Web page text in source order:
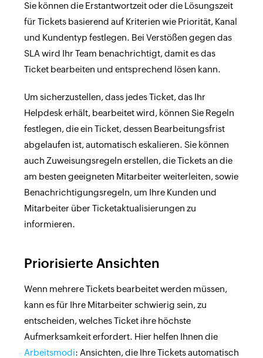
Sie können die Erstantwortzeit oder die Lösungszeit
für Tickets basierend auf Kriterien wie Priorität, Kanal
und Kundentyp festlegen. Bei Verstößen gegen das
SLA wird Ihr Team benachrichtigt, damit es das
Ticket bearbeiten und entsprechend lösen kann.
Um sicherzustellen, dass jedes Ticket, das Ihr
Helpdesk erhält, bearbeitet wird, können Sie Regeln
festlegen, die ein Ticket, dessen Bearbeitungsfrist
abgelaufen ist, automatisch eskalieren. Sie können
auch Zuweisungsregeln erstellen, die Tickets an die
am besten geeigneten Mitarbeiter weiterleiten, sowie
Benachrichtigungsregeln, um Ihre Kunden und
Mitarbeiter über Ticketaktualisierungen zu
informieren.
Priorisierte Ansichten
Wenn mehrere Tickets bearbeitet werden müssen,
kann es für Ihre Mitarbeiter schwierig sein, zu
entscheiden, welches Ticket ihre höchste
Aufmerksamkeit erfordert. Hier helfen Ihnen die
Arbeitsmodi: Ansichten, die Ihre Tickets automatisch